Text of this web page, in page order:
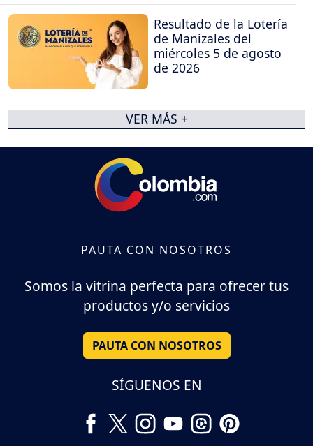
Resultado de la Lotería
de Manizales del
miércoles 5 de agosto
de 2026
VER MÁS +
PAUTA CON NOSOTROS
Somos la vitrina perfecta para ofrecer tus
productos y/o servicios
PAUTA CON NOSOTROS
SÍGUENOS EN